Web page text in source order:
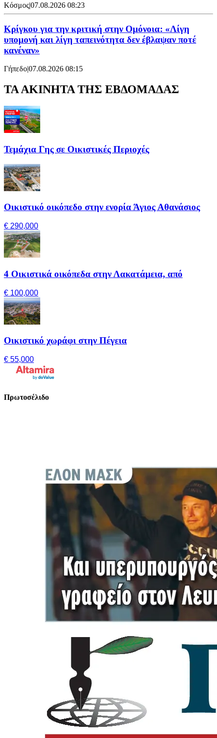
Κόσμος|07.08.2026 08:23
Κρίγκου για την κριτική στην Ομόνοια: «Λίγη
υπομονή και λίγη ταπεινότητα δεν έβλαψαν ποτέ
κανέναν»
Γήπεδο|07.08.2026 08:15
ΤΑ ΑΚΙΝΗΤΑ ΤΗΣ ΕΒΔΟΜΑΔΑΣ
Τεμάχια Γης σε Οικιστικές Περιοχές
Οικιστικό οικόπεδο στην ενορία Άγιος Αθανάσιος
€ 290,000
4 Οικιστικά οικόπεδα στην Λακατάμεια, από
€ 100,000
Οικιστικό χωράφι στην Πέγεια
€ 55,000
Πρωτοσέλιδο